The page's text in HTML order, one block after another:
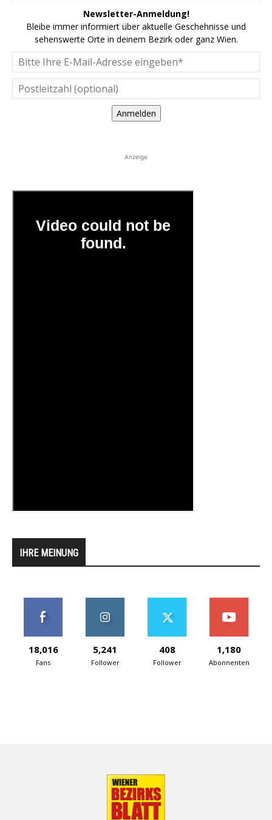
Newsletter-Anmeldung!
Bleibe immer informiert über aktuelle Geschehnisse und
sehenswerte Orte in deinem Bezirk oder ganz Wien.
Anmelden
Anzeige
IHRE MEINUNG
18,016
Fans
5,241
Follower
408
Follower
1,180
Abonnenten